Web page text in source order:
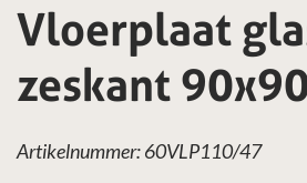
Vloerplaat
zeskant
Artikelnummer: 60VLP110/47